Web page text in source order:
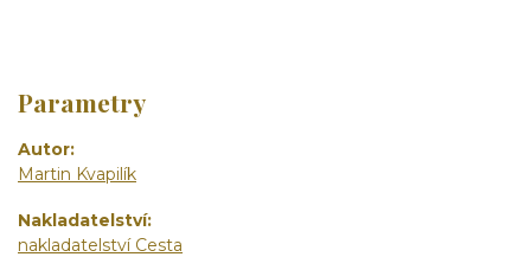
Parametry
Autor
Martin Kvapilík
Nakladatelství
nakladatelství Cesta